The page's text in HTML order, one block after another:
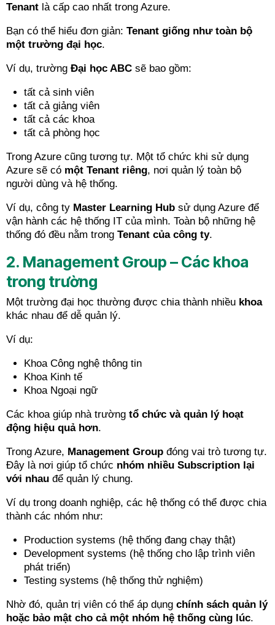
Tenant là cấp cao nhất trong Azure.
Bạn có thể hiểu đơn giản: Tenant giống như toàn bộ
một trường đại học.
Ví dụ, trường Đại học ABC sẽ bao gồm:
tất cả sinh viên
tất cả giảng viên
tất cả các khoa
tất cả phòng học
Trong Azure cũng tương tự. Một tổ chức khi sử dụng
Azure sẽ có một Tenant riêng, nơi quản lý toàn bộ
người dùng và hệ thống.
Ví dụ, công ty Master Learning Hub sử dụng Azure để
vận hành các hệ thống IT của mình. Toàn bộ những hệ
thống đó đều nằm trong Tenant của công ty.
2. Management Group – Các khoa
trong trường
Một trường đại học thường được chia thành nhiều khoa
khác nhau để dễ quản lý.
Ví dụ:
Khoa Công nghệ thông tin
Khoa Kinh tế
Khoa Ngoại ngữ
Các khoa giúp nhà trường tổ chức và quản lý hoạt
động hiệu quả hơn.
Trong Azure, Management Group đóng vai trò tương tự.
Đây là nơi giúp tổ chức nhóm nhiều Subscription lại
với nhau để quản lý chung.
Ví dụ trong doanh nghiệp, các hệ thống có thể được chia
thành các nhóm như:
Production systems (hệ thống đang chạy thật)
Development systems (hệ thống cho lập trình viên
phát triển)
Testing systems (hệ thống thử nghiệm)
Nhờ đó, quản trị viên có thể áp dụng chính sách quản lý
hoặc bảo mật cho cả một nhóm hệ thống cùng lúc.